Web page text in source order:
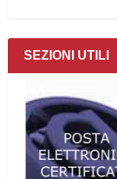
SEZIONI UTILI